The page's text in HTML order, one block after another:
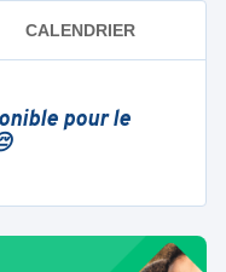
CALENDRIER
pour le